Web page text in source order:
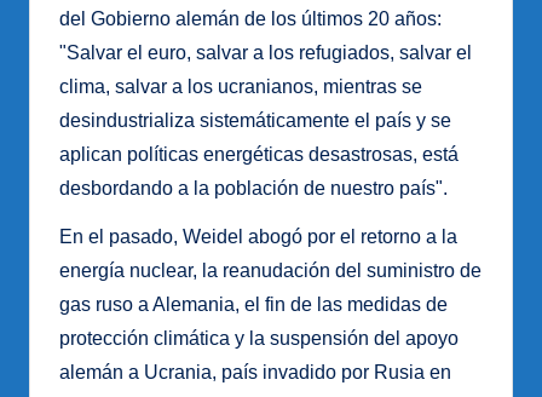
del Gobierno alemán de los últimos 20 años:
"Salvar el euro, salvar a los refugiados, salvar el
clima, salvar a los ucranianos, mientras se
desindustrializa sistemáticamente el país y se
aplican políticas energéticas desastrosas, está
desbordando a la población de nuestro país".
En el pasado, Weidel abogó por el retorno a la
energía nuclear, la reanudación del suministro de
gas ruso a Alemania, el fin de las medidas de
protección climática y la suspensión del apoyo
alemán a Ucrania, país invadido por Rusia en